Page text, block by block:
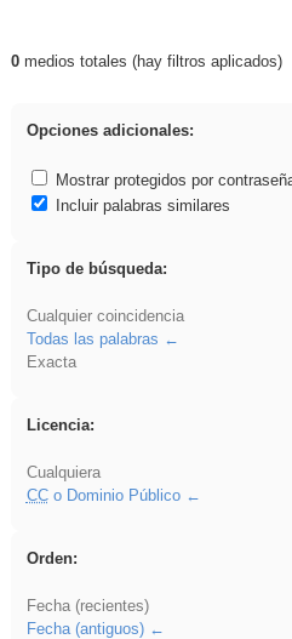
Resultados de:
0medios totales (hay filtros aplicados)
Opciones adicionales:
Mostrar protegidos por
Incluir palabras similares
Tipo de búsqueda:
Cualquier coincidencia
Todas las palabras
Exacta
Licencia:
Cualquiera
CCo Dominio Público
Orden:
Fecha (recientes)
Fecha (antiguos)